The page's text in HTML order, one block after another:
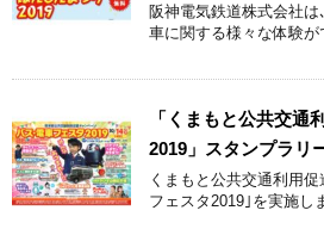
阪神電気鉄道株式会社
車に関する様々な体験が
「くまもと公共交通
2019」スタンプラリ
くまもと公共交通利用
フェスタ2019｣を実施し